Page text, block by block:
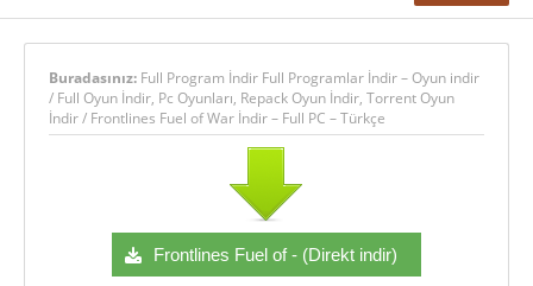
Buradasınız: Full Program İndir Full Programlar İndir – Oyun indir
/ Full Oyun İndir, Pc Oyunları, Repack Oyun İndir, Torrent Oyun
İndir/ Frontlines Fuel of War İndir – Full PC – Türkçe
Frontlines Fuel of - (Direkt indir)